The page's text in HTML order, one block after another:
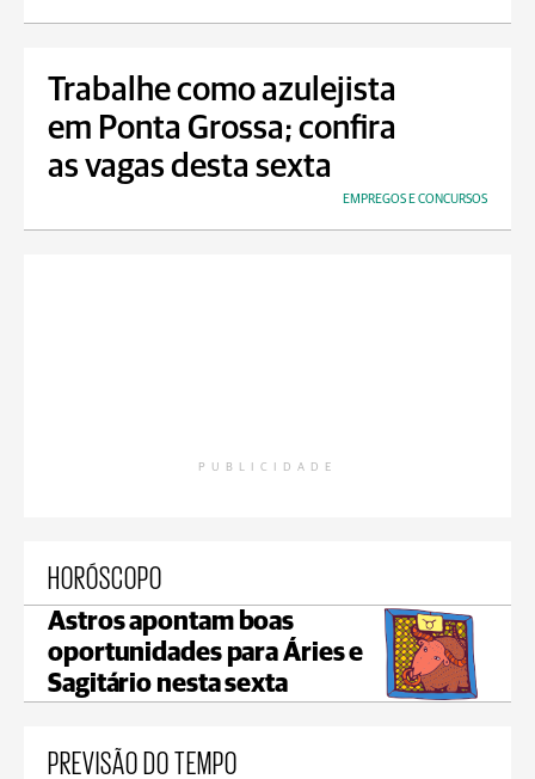
Trabalhe como azulejista
em Ponta Grossa; confira
as vagas desta sexta
EMPREGOS E CONCURSOS
PUBLICIDADE
HORÓSCOPO
Astros apontam boas
oportunidades para Áries e
Sagitário nesta sexta
PREVISÃO DO TEMPO